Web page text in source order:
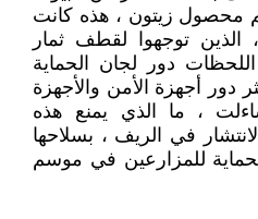
محصول زيتون ، هذه كانت
الذين توجهوا لقطف ثمار
دور لجان الحماية
دور أجهزة الأمن والأجهزة
، ما الذي يمنع هذه
في الريف ، بسلاحها
للمزارعين في موسم